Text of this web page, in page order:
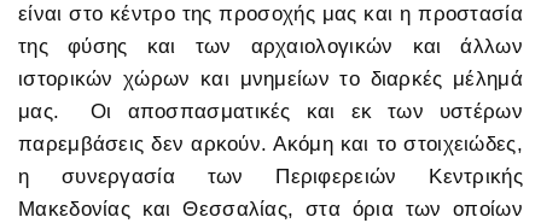
είναι στο κέντρο της προσοχής μας και η προστασία
της φύσης και των αρχαιολογικών και άλλων
ιστορικών χώρων και μνημείων το διαρκές μέλημά
μας. Οι αποσπασματικές και εκ των υστέρων
παρεμβάσεις δεν αρκούν. Ακόμη και το στοιχειώδες,
η συνεργασία των Περιφερειών Κεντρικής
Μακεδονίας και Θεσσαλίας, στα όρια των οποίων